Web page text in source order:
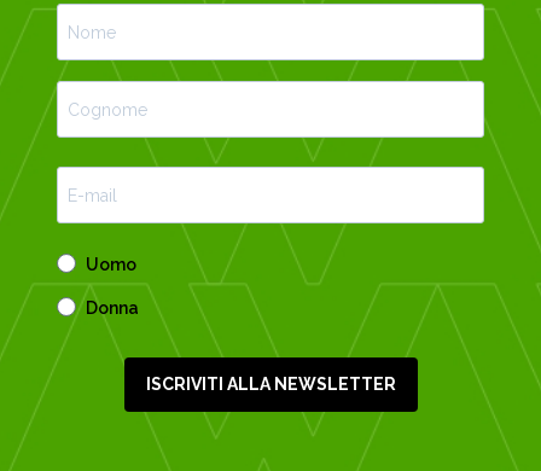
Uomo
Donna
ISCRIVITI ALLA NEWSLETTER